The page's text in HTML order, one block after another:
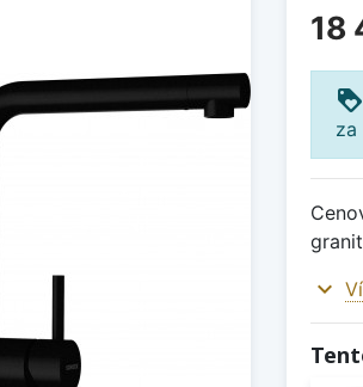
18
loyalty
za
expand_more